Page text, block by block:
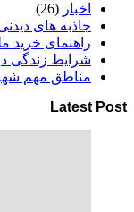
اخبار (26)
جاذبه های
راهنمای خرید
شرایط زندگی
مناطق مهم
Latest Post